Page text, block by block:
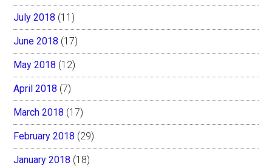
July 2018 (11)
June 2018 (17)
May 2018 (12)
April 2018 (7)
March 2018 (17)
February 2018 (29)
January 2018 (18)